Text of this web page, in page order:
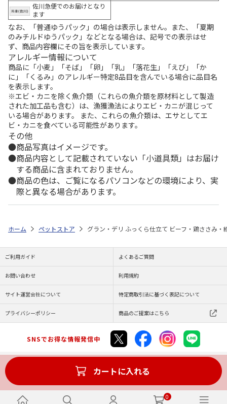
0
佐川急便でのお届けとなり
ます
なお、「普通ゆうパック」の場合は表示しません。また、「夏期
のみチルドゆうパック」などとなる場合は、記号での表示はせ
ず、商品内容欄にその旨を表示しています。
アレルギー情報について
商品に「小麦」「そば」「卵」「乳」「落花生」「えび」「か
に」「くるみ」のアレルギー特定8品目を含んでいる場合に品目名
を表示します。
※エビ・カニを除く魚介類（これらの魚介類を原材料として製造
された加工品も含む）は、漁獲漁法によりエビ・カニが混じって
いる場合があります。 また、これらの魚介類は、エサとしてエ
ビ・カニを食べている可能性があります。
その他
商品写真はイメージです。
商品内容として記載されていない「小道具類」はお届け
する商品に含まれておりません。
商品の色は、ご覧になるパソコンなどの環境により、実
際と異なる場合があります。
カートに入れる
ホーム ペットストア グラン・デリ ふっくら仕立て ビーフ・鶏ささみ
ご利用ガイド よくあるご質問
お問い合わせ 利用規約
サイト運営会社について 特定商取引法に基づく表記について
プライバシーポリシー 商品のご提案はこちら
SNSでお得な情報発信中